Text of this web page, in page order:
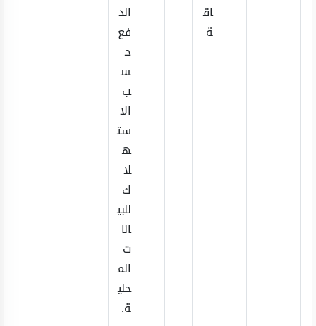
اق
ة
الد
فع
ح
س
ب
الا
ست
ه
لا
ك
للبي
انا
ت
الم
حلي
ة.